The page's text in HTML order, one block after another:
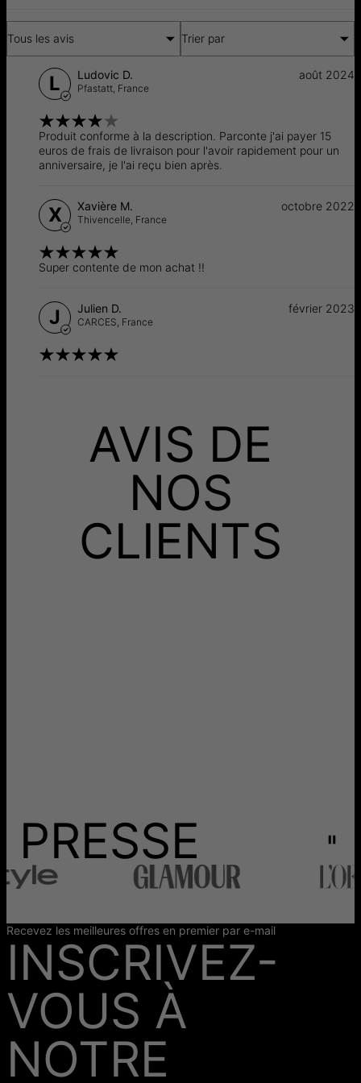
Tous les avis Trier par
L Ludovic D.
Pfastatt, France
août 2024
Produit conforme à la description. Parconte j'ai payer 15
euros de frais de livraison pour l'avoir rapidement pour un
anniversaire, je l'ai reçu bien après.
X Xavière M.
Thivencelle, France
octobre 2022
Super contente de mon achat !!
J Julien D.
CARCES, France
février 2023
AVIS DE
NOS
CLIENTS
PRESSE
Recevez les meilleures offres en premier par e-mail
INSCRIVEZ-
VOUS À
NOTRE